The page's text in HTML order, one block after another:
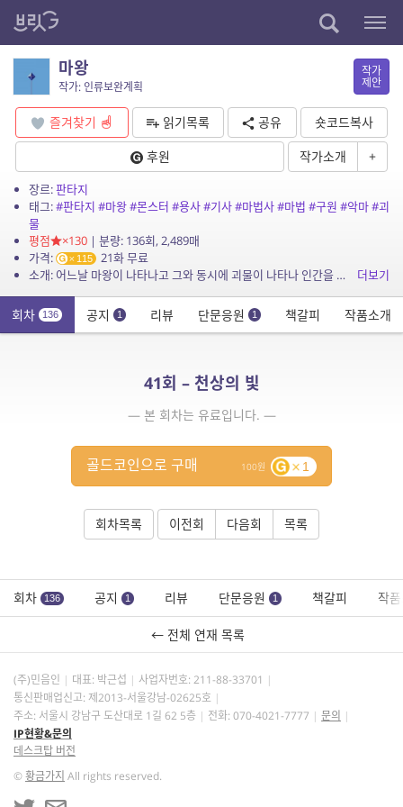
마왕
작가: 인류보완계획
작가
제안
즐겨찾기 읽기목록 공유
숏코드복사
후원
작가소개 +
장르:판타지
태그:#판타지 #마왕#몬스터 #용사#기사#마법사#마법 #구원 #악마#괴
물
평점
×130| 분량: 136회, 2,489매
가격:
115
21화 무료
소개: 어느날 마왕이 나타나고 그와 동시에 괴물이 나타나 인간을 공격하기 시작한다. 괴물은 늘어나고 인간은 점차 위협받기 시작한다 어느날 마왕을 물리치 7용사가 나타나 마왕의 부하들을 하...
더보기
회차 136 공지 1 리뷰 단문응원 1 책갈피 작품소개
41회 – 천상의 빛
— 본 회차는 유료입니다. —
100 1
골드코인으로 구매
회차목록 이전회 다음회 목록
회차 136 공지 1 리뷰 단문응원 1 책갈피 작
← 전체 연재 목록
(주)민음인 대표: 박근섭 사업자번호: 211-88-33701
통신판매업신고: 제2013-서울강남-02625호
주소: 서울시 강남구 도산대로 1길 62 5층
전화: 070-4021-7777
문의
IP현황&문의
데스크탑 버전
©황금가지 All rights reserved.